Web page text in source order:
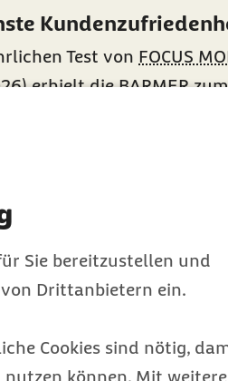
Sie bereitzustellen und
von Drittanbietern ein.
Cookies sind nötig,
können. Mit
Test von FOCUS
erhielt dieBARMER
im
für dich lohnt